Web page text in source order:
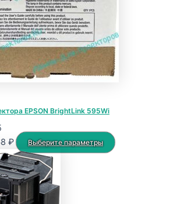
товара.
EPSON BrightLink 595Wi
₽Диапазон
цен:
2560 ₽
–
15168 ₽
Выберите параметры
Этот